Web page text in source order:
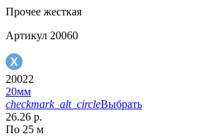
Прочее жесткая
Артикул 20060
20022
20мм
checkmark_alt_circleВыбрать
26.26 р.
По 25 м